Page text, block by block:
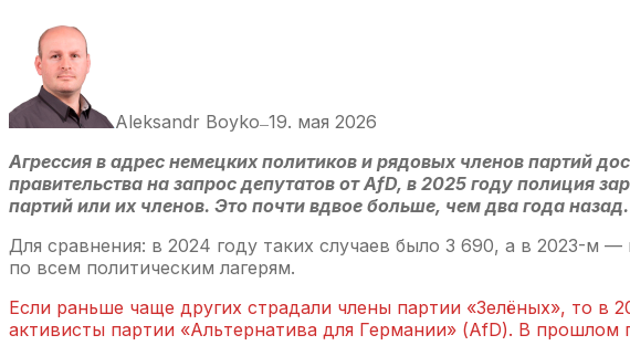
Aleksandr Boyko—19. мая 2026
Агрессия в адрес немецких политиков и рядовых членов партий
правительства на запрос депутатов от AfD, в 2025 году полиция
партий или их членов. Это почти вдвое больше, чем два года назад.
Для сравнения: в 2024 году таких случаев было 3 690, а в 2023-м
по всем политическим лагерям.
Если раньше чаще других страдали члены партии «Зелёных», то в
активисты партии «Альтернатива для Германии» (AfD). В